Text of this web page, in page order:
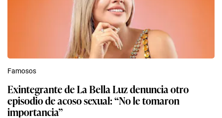
Famosos
Exintegrante de La Bella Luz denuncia otro
episodio de acoso sexual: “No le tomaron
importancia”